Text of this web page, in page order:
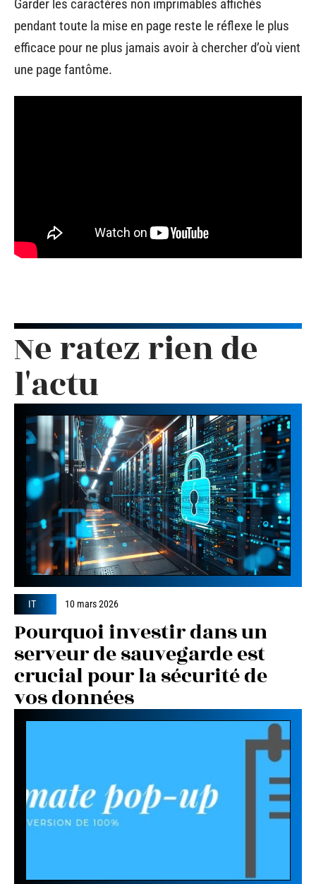
Garder les caractères non imprimables affichés
pendant toute la mise en page reste le réflexe le plus
efficace pour ne plus jamais avoir à chercher d’où vient
une page fantôme.
Ne ratez rien de
l'actu
IT 10 mars 2026
Pourquoi investir dans un
serveur de sauvegarde est
crucial pour la sécurité de
vos données